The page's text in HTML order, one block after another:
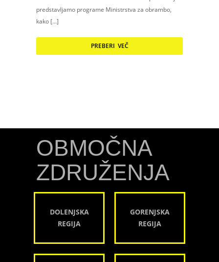
predstavljamo programe Ministrstva za obrambo,
kako […]
PREBERI VEČ
OBMOČNA
ZDRUŽENJA
DOLENJSKA
REGIJA
GORENJSKA
REGIJA